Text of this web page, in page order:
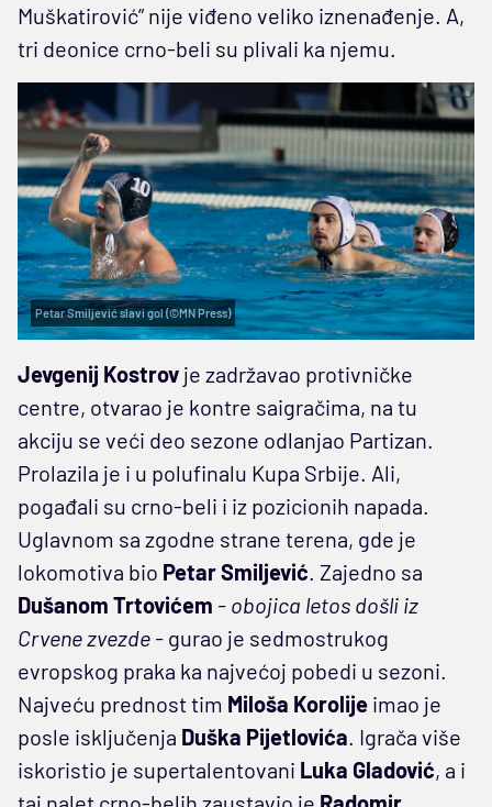
Muškatirović” nije viđeno veliko iznenađenje. A,
tri deonice crno-beli su plivali ka njemu.
Petar Smiljević slavi gol (©MN Press)
Jevgenij Kostrov je zadržavao protivničke
centre, otvarao je kontre saigračima, na tu
akciju se veći deo sezone odlanjao Partizan.
Prolazila je i u polufinalu Kupa Srbije. Ali,
pogađali su crno-beli i iz pozicionih napada.
Uglavnom sa zgodne strane terena, gde je
lokomotiva bio Petar Smiljević. Zajedno sa
Dušanom Trtovićem - obojica letos došli iz
Crvene zvezde - gurao je sedmostrukog
evropskog praka ka najvećoj pobedi u sezoni.
Najveću prednost tim Miloša Korolije imao je
posle isključenja Duška Pijetlovića. Igrača više
iskoristio je supertalentovani Luka Gladović, a i